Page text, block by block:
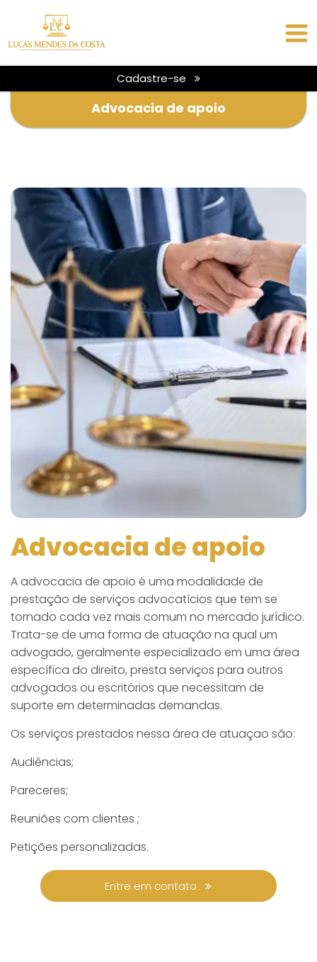
Cadastre-se
Advocacia de apoio
Advocacia de apoio
A advocacia de apoio é uma modalidade de
prestação de serviços advocatícios que tem se
tornado cada vez mais comum no mercado jurídico.
Trata-se de uma forma de atuação na qual um
advogado, geralmente especializado em uma área
específica do direito, presta serviços para outros
advogados ou escritórios que necessitam de
suporte em determinadas demandas.
Os serviços prestados nessa área de atuaçao são:
Audiências;
Pareceres;
Reuniões com clientes ;
Petições personalizadas.
Entre em contato